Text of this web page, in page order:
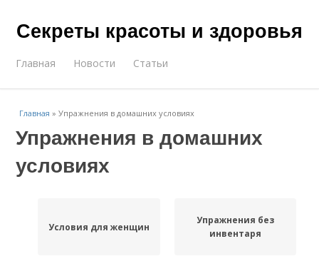
Секреты красоты и здоровья
Главная Новости Статьи
Главная »Упражнения в домашних условиях
Упражнения в домашних
условиях
Условия для женщин
Упражнения без
инвентаря